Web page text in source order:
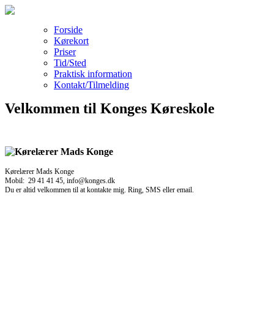
Forside
Kørekort
Priser
Tid/Sted
Praktisk information
Kontakt/Tilmelding
Velkommen til Konges Køreskole
Kørelærer Mads Konge
Mobil: 29 41 41 45, info@konges.dk
Du er altid velkommen til at kontakte mig. Ring, SMS eller email.